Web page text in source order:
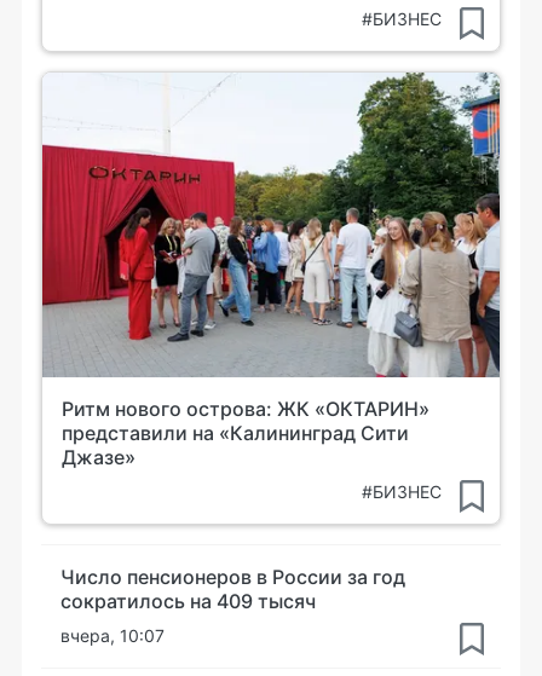
#БИЗНЕС
Ритм нового острова: ЖК «ОКТАРИН»
представили на «Калининград Сити
Джазе»
#БИЗНЕС
Число пенсионеров в России за год
сократилось на 409 тысяч
вчера, 10:07